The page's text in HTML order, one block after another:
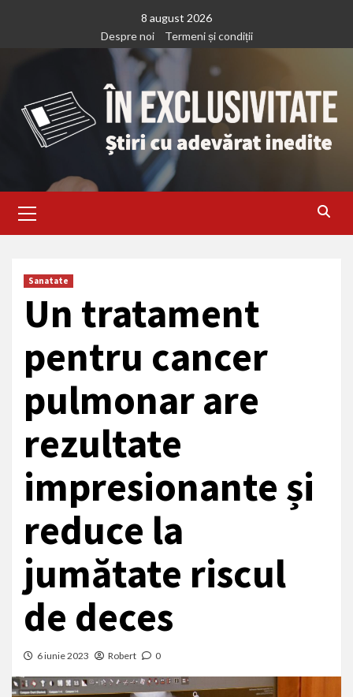
8 august 2026
Despre noi
Termeni și condiții
Menu
Sanatate
Un tratament
pentru cancer
pulmonar are
rezultate
impresionante și
reduce la
jumătate riscul
de deces
6 iunie 2023 Robert 0